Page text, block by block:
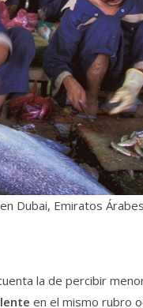
Dubai, Emiratos
la de percibir
en el mismo rubro